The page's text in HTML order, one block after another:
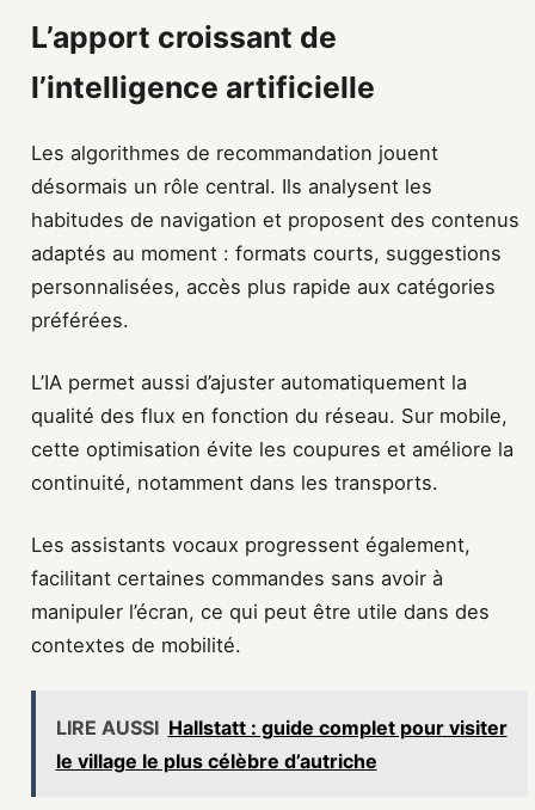
L’apport croissant de
l’intelligence artificielle
Les algorithmes de recommandation jouent
désormais un rôle central. Ils analysent les
habitudes de navigation et proposent des contenus
adaptés au moment : formats courts, suggestions
personnalisées, accès plus rapide aux catégories
préférées.
L’IA permet aussi d’ajuster automatiquement la
qualité des flux en fonction du réseau. Sur mobile,
cette optimisation évite les coupures et améliore la
continuité, notamment dans les transports.
Les assistants vocaux progressent également,
facilitant certaines commandes sans avoir à
manipuler l’écran, ce qui peut être utile dans des
contextes de mobilité.
LIRE AUSSI Hallstatt : guide complet pour visiter
le village le plus célèbre d’autriche